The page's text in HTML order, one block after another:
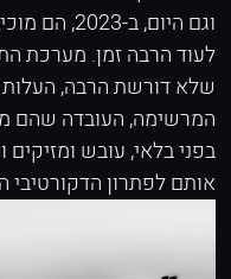
וגם היום,
לעוד הרבה זמן. מערכת
שלא דורשת הרבה,
המרשימה, העובדה שהם
בפני בלאי, עובש ומזיקים
אותם לפתרון הדקורטיבי